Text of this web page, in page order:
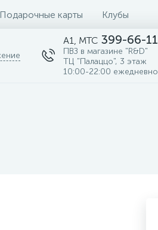
Подарочные карты Клубы
A1, MTC 399-66-11
ПВЗ в магазине "R&D"
ТЦ "Палаццо", 3 этаж
10:00-22:00 ежедневно